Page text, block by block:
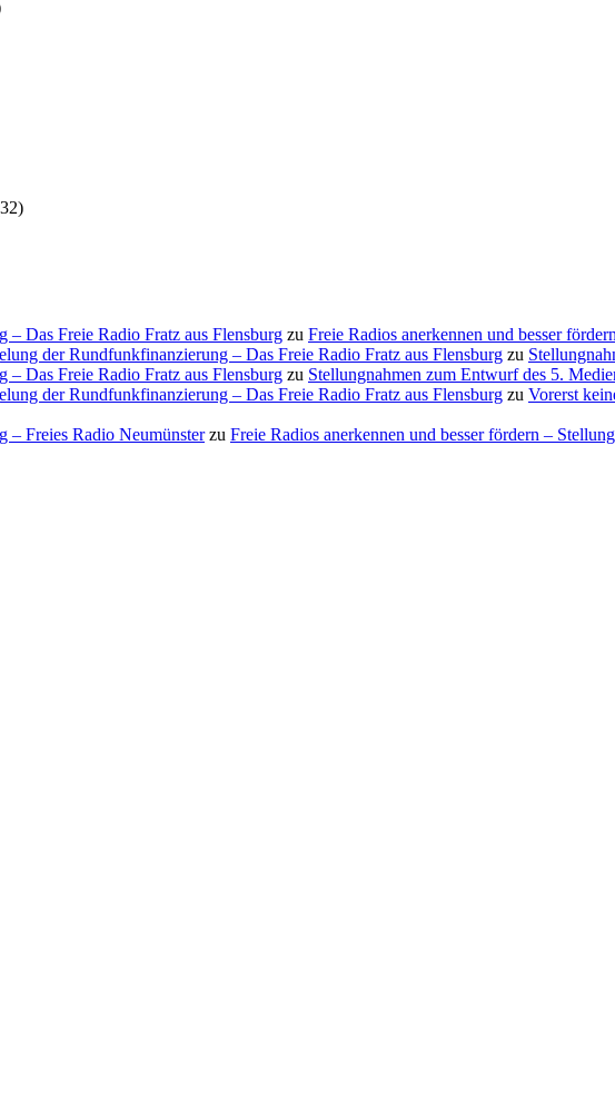
– Das Freie Radio Fratz aus Flensburg zu Freie Radios anerkennen und besser
der Rundfunkfinanzierung – Das Freie Radio Fratz aus Flensburg zu
– Das Freie Radio Fratz aus Flensburg zu Stellungnahmen zum Entwurf des 5.
der Rundfunkfinanzierung – Das Freie Radio Fratz aus Flensburg zu Vorerst
– Freies Radio Neumünsterzu Freie Radios anerkennen und besser fördern –